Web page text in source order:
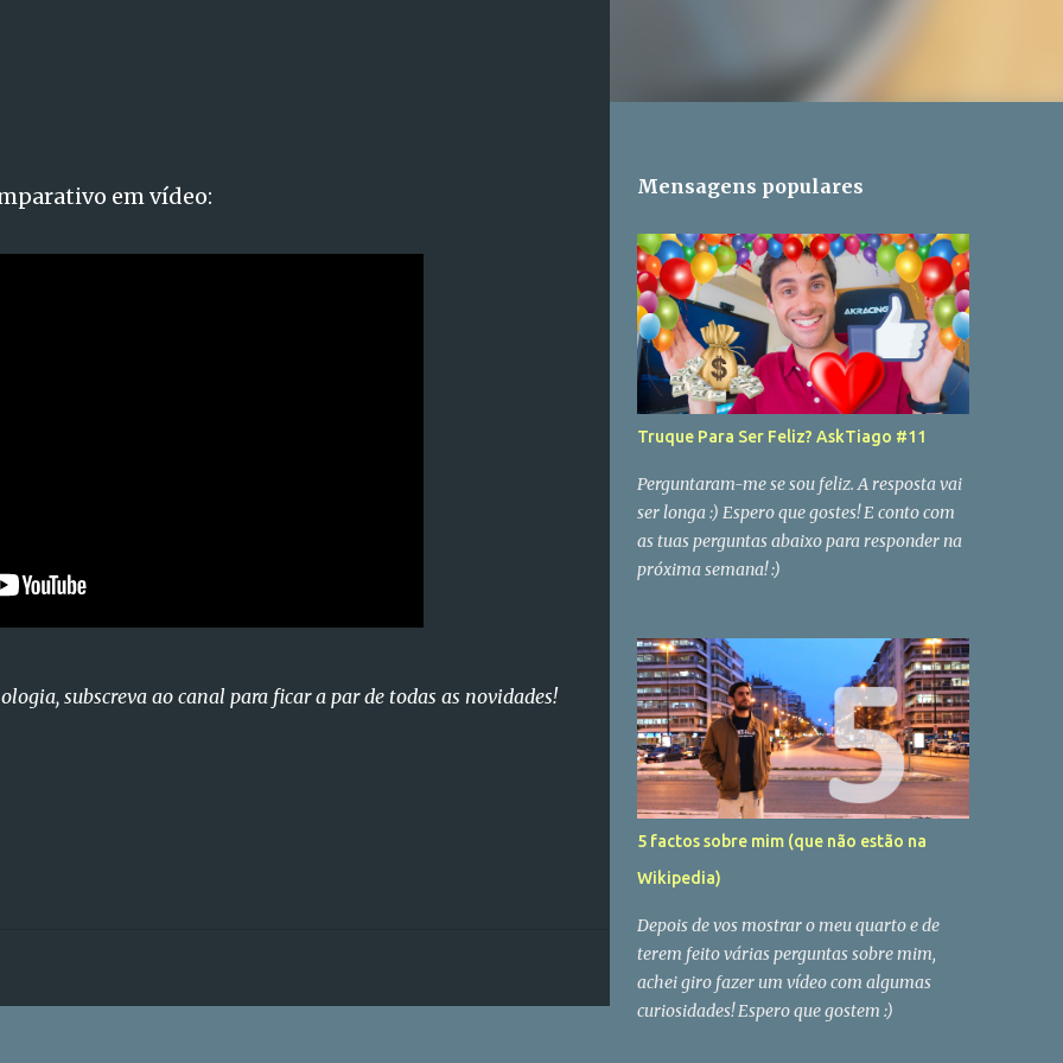
em vídeo:
subscreva ao canal para ficar a par de todas as novidades!
Mensagens populares
Truque Para Ser Feliz? AskTiago #11
Perguntaram-me se sou feliz. A resposta vai
ser longa :) Espero que gostes! E conto com
as tuas perguntas abaixo para responder na
próxima semana! :)
5 factos sobre mim (que não estão na
Wikipedia)
Depois de vos mostrar o meu quarto e de
terem feito várias perguntas sobre mim,
achei giro fazer um vídeo com algumas
curiosidades! Espero que gostem :)